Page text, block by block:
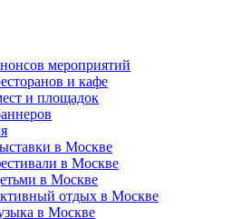
мероприятий
и кафе
и площадок
в Москве
в Москве
в Москве
отдых в Москве
в Москве